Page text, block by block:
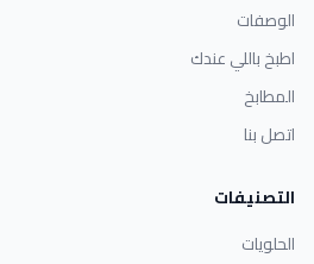
الوصفات
اطبخ باللي عندك
المطابخ
اتصل بنا
التصنيفات
الحلويات